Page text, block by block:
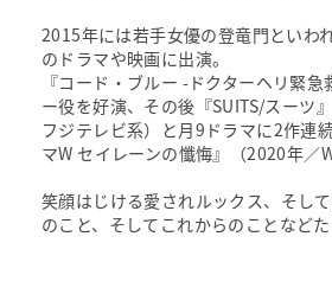
2015年には若手女優の登竜門といわ
のドラマや映画に出演。
『コード・ブルー -ドクターヘリ緊
ー役を好演、その後『SUITS/スーツ
フジテレビ系）と月9ドラマに2作連
マW セイレーンの懺悔』（2020年／
笑顔はじける愛されルックス、そし
のこと、そしてこれからのことなどた